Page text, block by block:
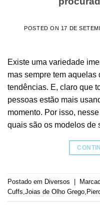
POSTED ON 17 DE
Existe uma variedade
mas sempre tem aquelas
tendências. E, claro que
pessoas estão mais
momento. Por isso,
quais são os modelos
Postado em Diversos
Cuffs Joias de Olho Grego